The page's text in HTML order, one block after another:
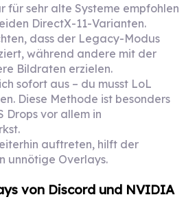
für sehr alte Systeme empfohlen
DirectX-11-Varianten.
dass der Legacy-Modus
während andere mit der
Bildraten erzielen.
sofort aus – du musst LoL
Diese Methode ist besonders
Drops vor allem in
auftreten, hilft der
unnötige Overlays.
von Discord und NVIDIA